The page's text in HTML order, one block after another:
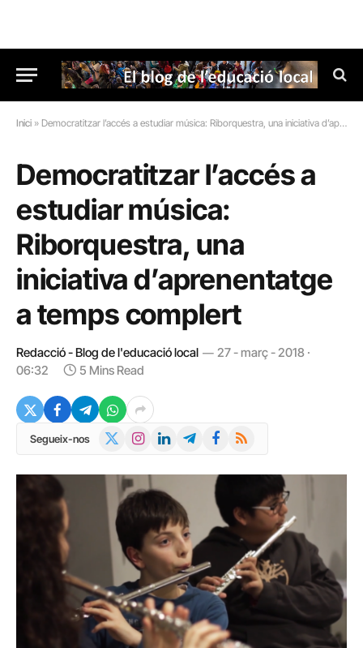
Inici » Democratitzar l’accés a estudiar música: Riborquestra, una iniciativa d’aprenentatge a temps complert
Democratitzar l’accés a
estudiar música:
Riborquestra, una
iniciativa d’aprenentatge
a temps complert
Redacció - Blog de l'educació local
27 - març - 2018 ·
06:32
5 Mins Read
Segueix-nos InstagramLinkedInTelegramFacebook
RSS